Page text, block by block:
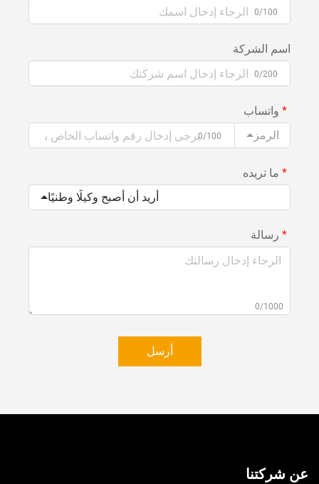
0/100
اسم الشركة
0/200
واتساب
الرمز
0/100
ما تريده
أريد أن أصبح وكيلًا وطنيًا
رسالة
0/1000
أرسل
عن شركتنا